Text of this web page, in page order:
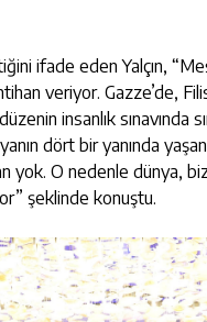
ifade eden Yalçın,
veriyor. Gazze’de,
insanlık
dört bir yanında
yok. O nedenle
şeklinde konuştu.